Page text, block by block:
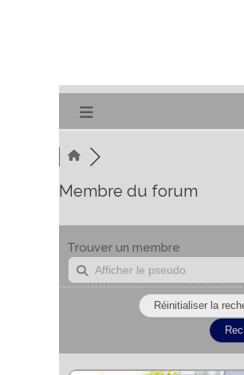
Membre du forum
Trouver un membre